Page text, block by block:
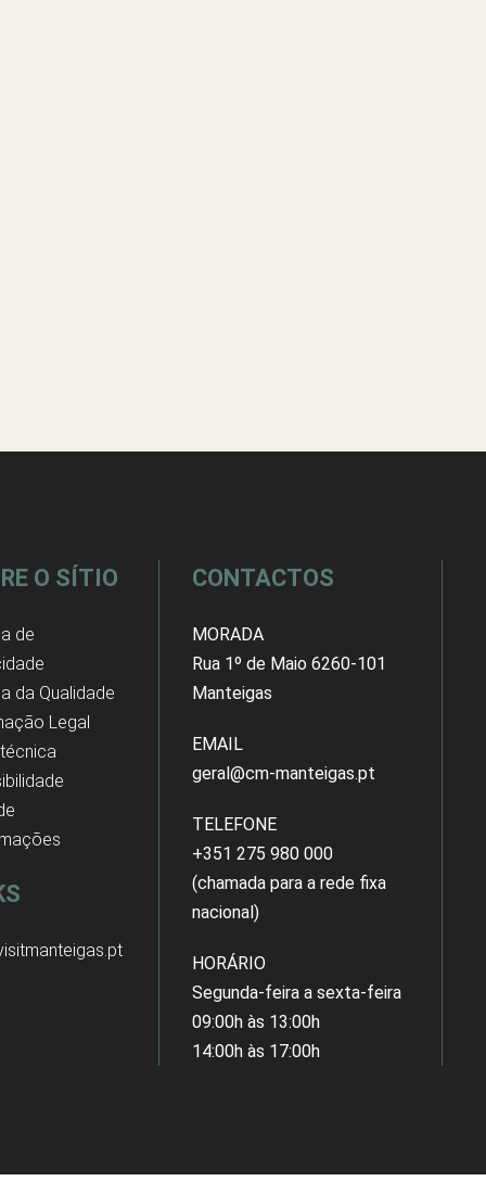
O SÍTIO
de
da Qualidade
Legal
CONTACTOS
MORADA
Rua 1º de Maio 6260-101
Manteigas
EMAIL
geral@cm-manteigas.pt
TELEFONE
+351 275 980 000
(chamada para a rede fixa
nacional)
HORÁRIO
Segunda-feira a sexta-feira
09:00h às 13:00h
14:00h às 17:00h